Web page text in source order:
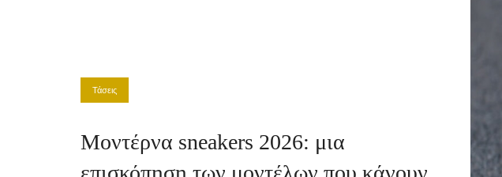
Τάσεις
Μοντέρνα sneakers 2026: μια